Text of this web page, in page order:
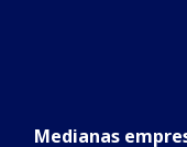
Medianas